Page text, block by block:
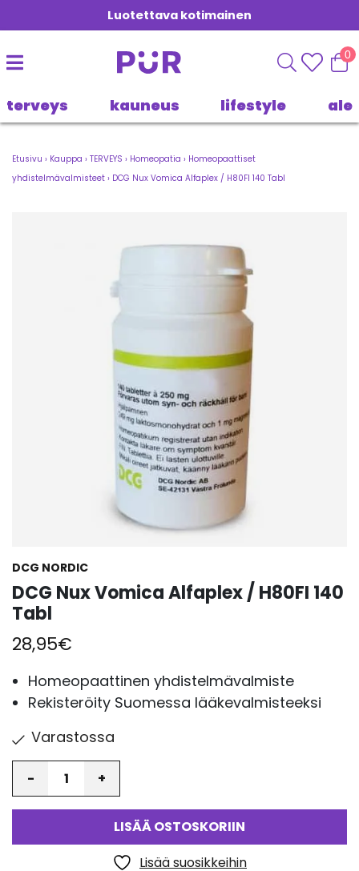
Luotettava kotimainen
0
terveys kauneus lifestyle ale
Etusivu › Kauppa › TERVEYS › Homeopatia › Homeopaattiset
yhdistelmävalmisteet › DCG Nux Vomica Alfaplex / H80FI 140 Tabl
DCG NORDIC
DCG Nux Vomica Alfaplex / H80FI 140
Tabl
28,95€
Homeopaattinen yhdistelmävalmiste
Rekisteröity Suomessa lääkevalmisteeksi
Varastossa
LISÄÄ OSTOSKORIIN
Lisää suosikkeihin